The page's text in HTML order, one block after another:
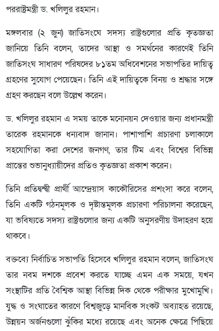
পররাষ্ট্রমন্ত্রী ড. খলিলুর রহমান।
মঙ্গলবার (২ জুন) জাতিসংঘে সদস্য রাষ্ট্রগুলোর প্রতি কৃতজ্ঞতা
জানিয়ে তিনি বলেন, তাদের আস্থা ও সমর্থনের কারণেই তিনি
জাতিসংঘ সাধারণ পরিষদের ৮১তম অধিবেশনের সভাপতির দায়িত্ব
গ্রহণের সুযোগ পেয়েছেন। তিনি এই দায়িত্বকে বিনয় ও শ্রদ্ধার সঙ্গে
গ্রহণ করছেন বলে উল্লেখ করেন।
ড. খলিলুর রহমান এ সময় তাকে মনোনয়ন দেওয়ার জন্য প্রধানমন্ত্রী
তারেক রহমানকে ধন্যবাদ জানান। পাশাপাশি প্রচারণা চলাকালে
সহযোগিতা করা দেশের জনগণ, তার টিম এবং বিশ্বের বিভিন্ন
প্রান্তের শুভানুধ্যায়ীদের প্রতিও কৃতজ্ঞতা প্রকাশ করেন।
তিনি প্রতিদ্বন্দ্বী প্রার্থী আন্দ্রেয়াস কাকৌরিসের প্রশংসা করে বলেন,
তিনি একটি গঠনমূলক ও দৃষ্টান্তমূলক প্রচারণা পরিচালনা করেছেন,
যা ভবিষ্যতে সদস্য রাষ্ট্রগুলোর জন্য একটি অনুসরণীয় উদাহরণ হয়ে
থাকবে।
বক্তব্যে নির্বাচিত সভাপতি হিসেবে খলিলুর রহমান বলেন, জাতিসংঘ
তার নবম দশকে প্রবেশ করতে যাচ্ছে এমন এক সময়ে, যখন
সংস্থাটির প্রতি বৈশ্বিক আস্থা বিভিন্ন দিক থেকে পরীক্ষার মুখোমুখি।
যুদ্ধ ও সংঘাতের কারণে বিশ্বজুড়ে মানবিক সংকট অব্যাহত রয়েছে,
উন্নয়ন অর্জনগুলো ঝুঁকির মধ্যে রয়েছে এবং অনেক ক্ষেত্রে পিছিয়ে